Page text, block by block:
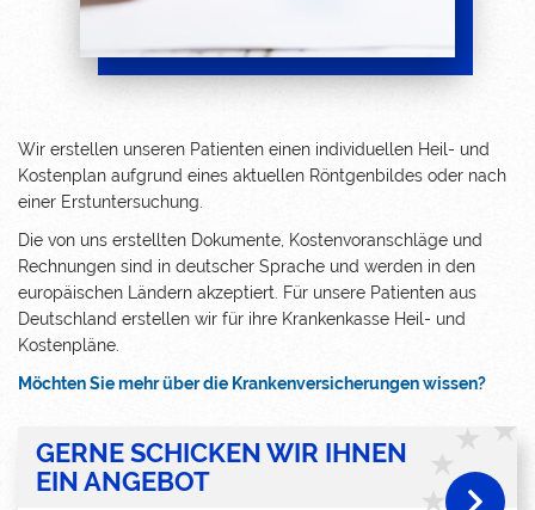
Wir erstellen unseren Patienten einen individuellen Heil- und
Kostenplan aufgrund eines aktuellen Röntgenbildes oder nach
einer Erstuntersuchung.
Die von uns erstellten Dokumente, Kostenvoranschläge und
Rechnungen sind in deutscher Sprache und werden in den
europäischen Ländern akzeptiert. Für unsere Patienten aus
Deutschland erstellen wir für ihre Krankenkasse Heil- und
Kostenpläne.
Möchten Sie mehr über die Krankenversicherungen wissen?
GERNE SCHICKEN WIR IHNEN
EIN ANGEBOT